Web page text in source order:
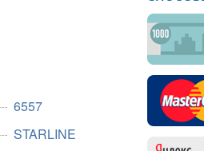
6557
STARLINE